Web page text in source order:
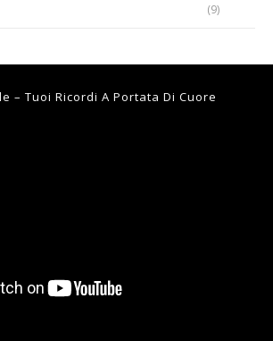
(9)
– Tuoi Ricordi A Portata Di Cuore